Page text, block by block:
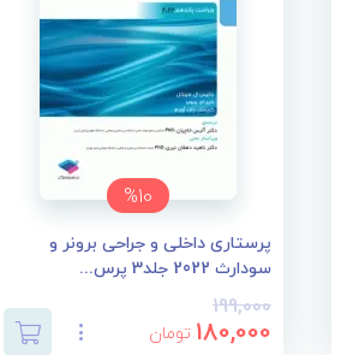
%10
پرستاری داخلی و جراحی برونر و
سودارث 2022 جلد3 پرس...
199,000
180,000 تومان